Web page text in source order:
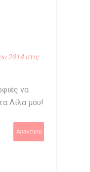
2014 στις
να
Λίλα μου!
Απάντηση